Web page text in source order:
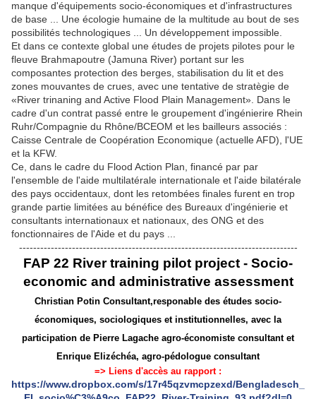
manque d'équipements socio-économiques et d'infrastructures
de base ... Une écologie humaine de la multitude au bout de ses
possibilités technologiques ... Un développement impossible.
Et dans ce contexte global une études de projets pilotes pour le
fleuve Brahmapoutre (Jamuna River) portant sur les
composantes protection des berges, stabilisation du lit et des
zones mouvantes de crues, avec une tentative de stratègie de
«River trinaning and Active Flood Plain Management». Dans le
cadre d'un contrat passé entre le groupement d'ingénierire Rhein
Ruhr/Compagnie du Rhône/BCEOM et les bailleurs associés :
Caisse Centrale de Coopération Economique (actuelle AFD), l'UE
et la KFW.
Ce, dans le cadre du Flood Action Plan, financé par par
l'ensemble de l'aide multilatérale internationale et l'aide bilatérale
des pays occidentaux, dont les retombées finales furent en trop
grande partie limitées au bénéfice des Bureaux d'ingénierie et
consultants internationaux et nationaux, des ONG et des
fonctionnaires de l'Aide et du pays ...
-------------------------------------------------------------------------------
FAP 22 River training pilot project - Socio-
economic and administrative assessment
Christian Potin Consultant,responable des études socio-
économiques, sociologiques et institutionnelles, avec la
participation de Pierre Lagache agro-économiste consultant et
Enrique Elizéchéa, agro-pédologue consultant
=> Liens d'accès au rapport :
https://www.dropbox.com/s/17r45qzvmcpzexd/Bengladesch_